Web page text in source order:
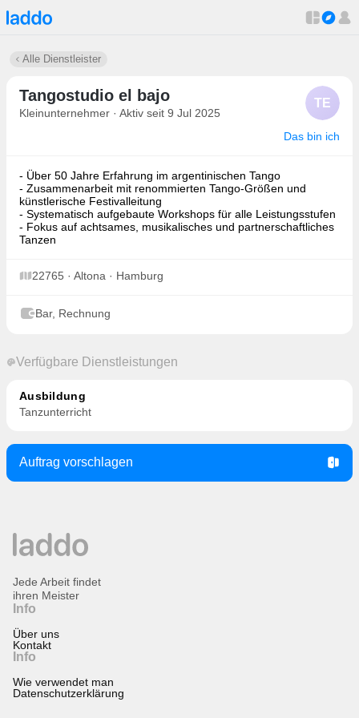
Alle Dienstleister
Tangostudio el bajo
Kleinunternehmer · Aktiv seit 9 Jul 2025
TE
Das bin ich
- Über 50 Jahre Erfahrung im argentinischen Tango
- Zusammenarbeit mit renommierten Tango-Größen und
künstlerische Festivalleitung
- Systematisch aufgebaute Workshops für alle Leistungsstufen
- Fokus auf achtsames, musikalisches und partnerschaftliches
Tanzen
22765 · Altona · Hamburg
Bar, Rechnung
Verfügbare Dienstleistungen
Ausbildung
Tanzunterricht
Auftrag vorschlagen
Info
Über uns
Kontakt
Info
Wie verwendet man
Datenschutzerklärung
Jede Arbeit findet
ihren Meister